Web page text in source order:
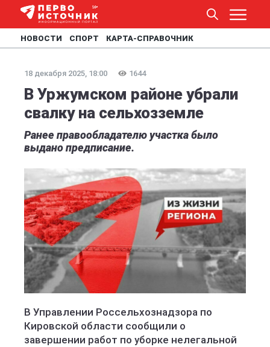
НОВОСТИ СПОРТ КАРТА-СПРАВОЧНИК
18 декабря 2025, 18:00 1644
В Уржумском районе убрали
свалку на сельхозземле
Ранее правообладателю участка было
выдано предписание.
В Управлении Россельхознадзора по
Кировской области сообщили о
завершении работ по уборке нелегальной